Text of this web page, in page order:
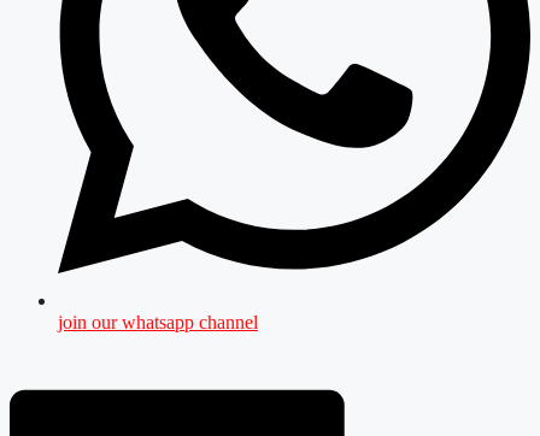
join our whatsapp channel